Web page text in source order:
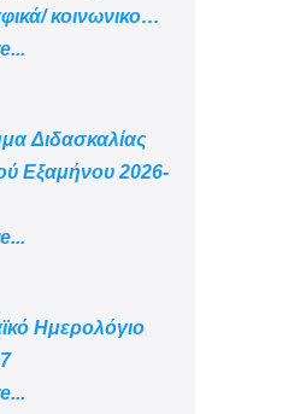
κοινωνικο
δεδομένα
Διδασκαλίας
Εξαμήνου 2026-
Ημερολόγιο